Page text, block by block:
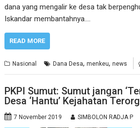
dana yang mengalir ke desa tak
Iskandar membantahnya.…
READ MORE
Nasional Dana Desa,menkeu,news
PKPI Sumut: Sumut jangan
Desa ‘Hantu’ Kejahatan
7 November 2019 SIMBOLON RADJA P